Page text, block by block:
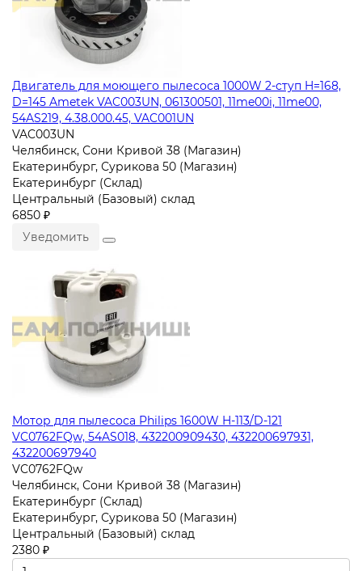
Двигатель для моющего пылесоса 1000W 2-ступ H=168,
D=145 Ametek VAC003UN, 061300501, 11me00i, 11me00,
54AS219, 4.38.000.45, VAC001UN
VAC003UN
Челябинск, Сони Кривой 38 (Магазин)
Екатеринбург, Сурикова 50 (Магазин)
Екатеринбург (Склад)
Центральный (Базовый) склад
6850 ₽
Уведомить
Мотор для пылесоса Philips 1600W H-113/D-121
VC0762FQw, 54AS018, 432200909430, 432200697931,
432200697940
VC0762FQw
Челябинск, Сони Кривой 38 (Магазин)
Екатеринбург (Склад)
Екатеринбург, Сурикова 50 (Магазин)
Центральный (Базовый) склад
2380 ₽